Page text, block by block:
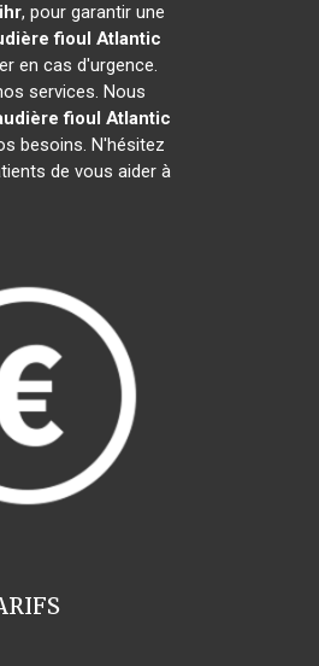
, pour garantir une
fioul Atlantic
en cas d'urgence.
services. Nous
fioul Atlantic
besoins. N'hésitez
de vous aider à